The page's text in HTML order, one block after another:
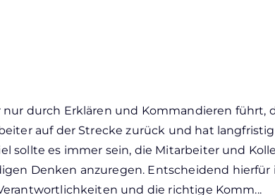
nur durch Erklären und Kommandieren führt,
auf der Strecke zurück und hat
sollte es immer sein, die Mitarbeiter und
Denken anzuregen. Entscheidend hierfür
und die richtige Komm...